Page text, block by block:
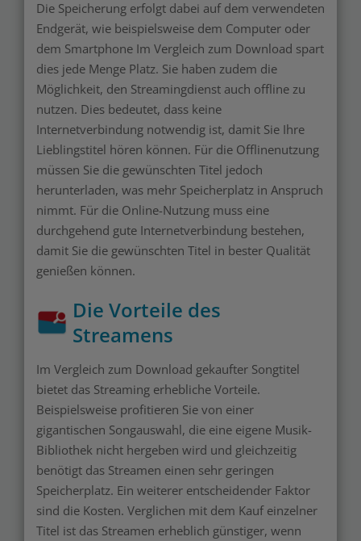
Die Speicherung erfolgt dabei auf dem verwendeten
Endgerät, wie beispielsweise dem Computer oder
dem Smartphone Im Vergleich zum Download spart
dies jede Menge Platz. Sie haben zudem die
Möglichkeit, den Streamingdienst auch offline zu
nutzen. Dies bedeutet, dass keine
Internetverbindung notwendig ist, damit Sie Ihre
Lieblingstitel hören können. Für die Offlinenutzung
müssen Sie die gewünschten Titel jedoch
herunterladen, was mehr Speicherplatz in Anspruch
nimmt. Für die Online-Nutzung muss eine
durchgehend gute Internetverbindung bestehen,
damit Sie die gewünschten Titel in bester Qualität
genießen können.
Die Vorteile des
Streamens
Im Vergleich zum Download gekaufter Songtitel
bietet das Streaming erhebliche Vorteile.
Beispielsweise profitieren Sie von einer
gigantischen Songauswahl, die eine eigene Musik-
Bibliothek nicht hergeben wird und gleichzeitig
benötigt das Streamen einen sehr geringen
Speicherplatz. Ein weiterer entscheidender Faktor
sind die Kosten. Verglichen mit dem Kauf einzelner
Titel ist das Streamen erheblich günstiger, wenn